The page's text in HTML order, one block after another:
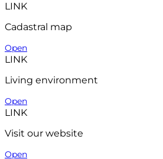
LINK
Cadastral map
Open
LINK
Living environment
Open
LINK
Visit our website
Open